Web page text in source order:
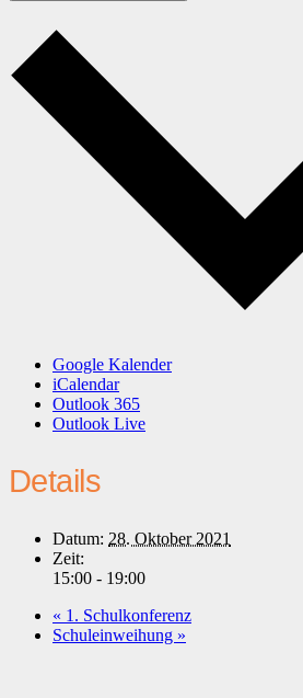
Google Kalender
iCalendar
Outlook 365
Outlook Live
Details
Datum: 28. Oktober 2021
Zeit:
15:00 - 19:00
« 1. Schulkonferenz
Schuleinweihung »